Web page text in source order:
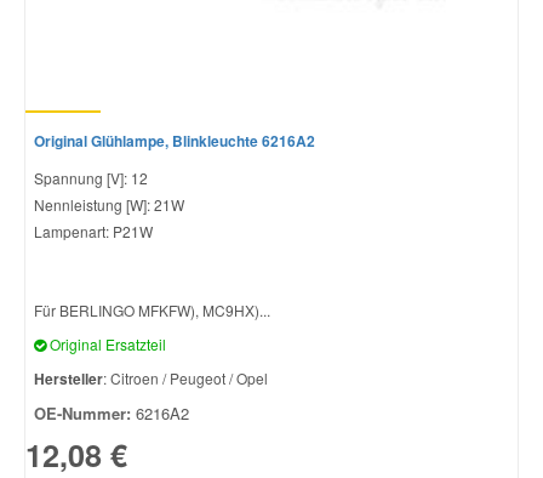
Original Glühlampe, Blinkleuchte 6216A2
Spannung [V]: 12
Nennleistung [W]: 21W
Lampenart: P21W
Für BERLINGO MFKFW), MC9HX)...
Original Ersatzteil
Hersteller: Citroen / Peugeot / Opel
OE-Nummer: 6216A2
12,08 €